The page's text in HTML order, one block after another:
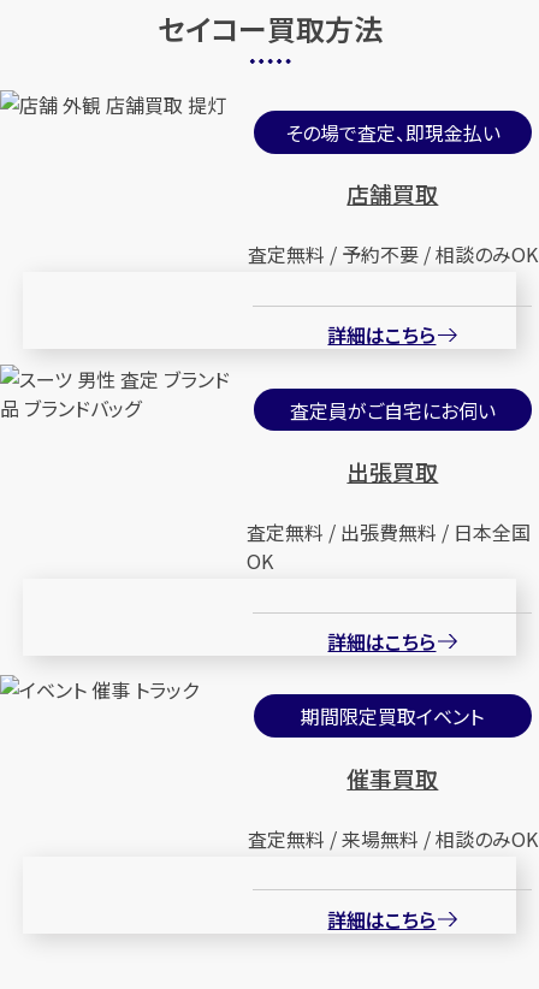
今すぐ査定金額をお伝えいた
【総合受付】24時間・年中無休(年末年
メールで無料相談する
セイコー買取方法
その場で査定、即現金払い
店舗買取
査定無料 / 予約不要 / 相談のみOK
詳細はこちら
査定員がご自宅にお伺い
出張買取
査定無料 / 出張費無料 / 日本全国
OK
詳細はこちら
期間限定買取イベント
催事買取
査定無料 / 来場無料 / 相談のみOK
詳細はこちら